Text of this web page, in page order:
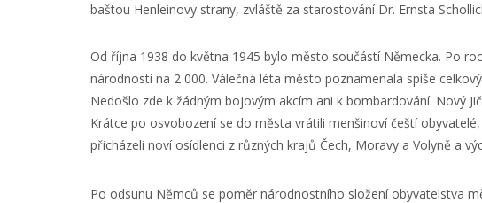
baštou Henleinovy strany, zvláště za starostování Dr. Ernsta
Od října 1938 do května 1945 bylo město součástí Německa. Po
národnosti na 2 000. Válečná léta město poznamenala spíše
Nedošlo zde k žádným bojovým akcím ani k bombardování. Nový
Krátce po osvobození se do města vrátili menšinoví čeští
přicházeli noví osídlenci z různých krajů Čech, Moravy a Volyně a
Po odsunu Němců se poměr národnostního složení obyvatelstva